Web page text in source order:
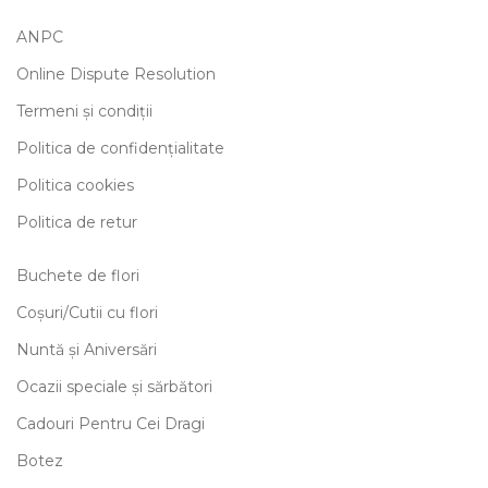
ANPC
Online Dispute Resolution
Termeni și condiții
Politica de confidențialitate
Politica cookies
Politica de retur
Buchete de flori
Coșuri/Cutii cu flori
Nuntă și Aniversări
Ocazii speciale și sărbători
Cadouri Pentru Cei Dragi
Botez